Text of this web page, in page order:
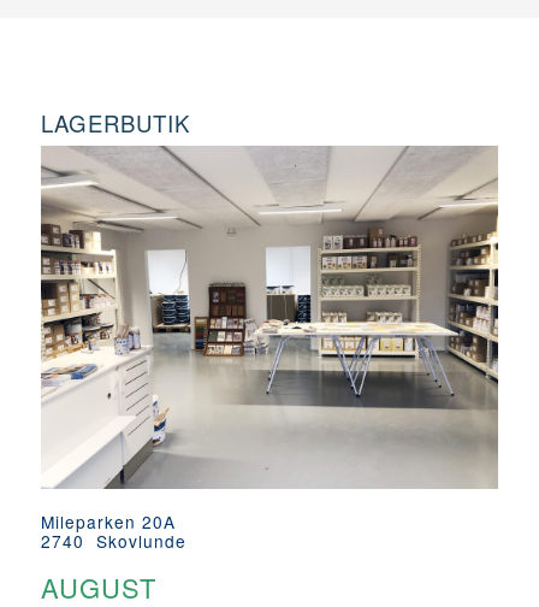
LAGERBUTIK
Mileparken 20A
2740 Skovlunde
AUGUST